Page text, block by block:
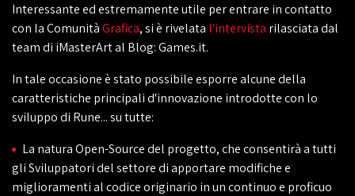
Interessante ed estremamente utile per entrare in contatto
con la ComunitàGrafica, si è rivelata l'intervista rilasciata dal
team di iMasterArt al Blog: Games.it.
In tale occasione è stato possibile esporre alcune della
caratteristiche principali d'innovazione introdotte con lo
sviluppo di Rune... su tutte:
La natura Open-Source del progetto, che consentirà a tutti
gli Sviluppatori del settore di apportare modifiche e
miglioramenti al codice originario in un continuo e proficuo